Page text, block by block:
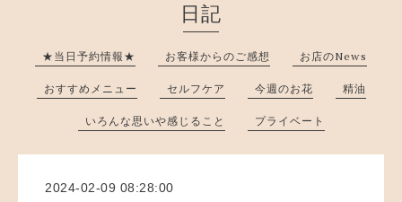
日記
★当日予約情報★ お客様からのご感想 お店のNews
おすすめメニュー セルフケア 今週のお花 精油
いろんな思いや感じること プライベート
2024-02-09 08:28:00